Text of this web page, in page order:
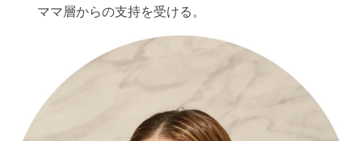
ママ層からの支持を受ける。